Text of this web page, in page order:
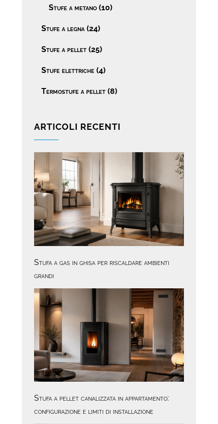
Stufe a metano (10)
Stufe a legna (24)
Stufe a pellet (25)
Stufe elettriche (4)
Termostufe a pellet (8)
ARTICOLI RECENTI
Stufa a gas in ghisa per riscaldare ambienti
grandi
Stufa a pellet canalizzata in appartamento:
configurazione e limiti di installazione